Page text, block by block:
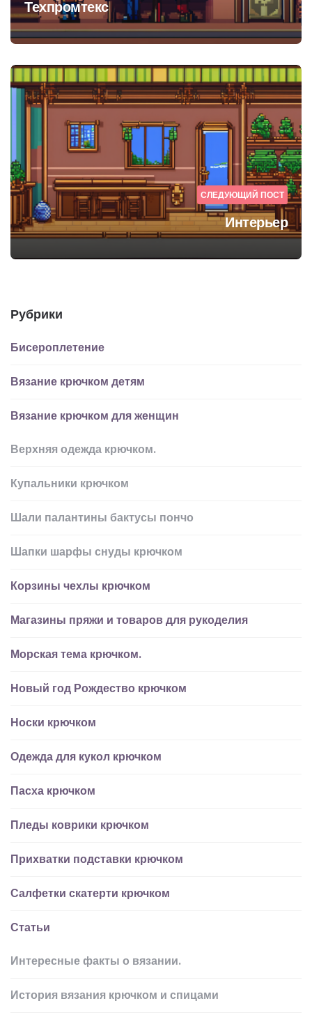
Техпромтекс
СЛЕДУЮЩИЙ ПОСТ
Интерьер
Рубрики
Бисероплетение
Вязание крючком детям
Вязание крючком для женщин
Верхняя одежда крючком.
Купальники крючком
Шали палантины бактусы пончо
Шапки шарфы снуды крючком
Корзины чехлы крючком
Магазины пряжи и товаров для рукоделия
Морская тема крючком.
Новый год Рождество крючком
Носки крючком
Одежда для кукол крючком
Пасха крючком
Пледы коврики крючком
Прихватки подставки крючком
Салфетки скатерти крючком
Статьи
Интересные факты о вязании.
История вязания крючком и спицами